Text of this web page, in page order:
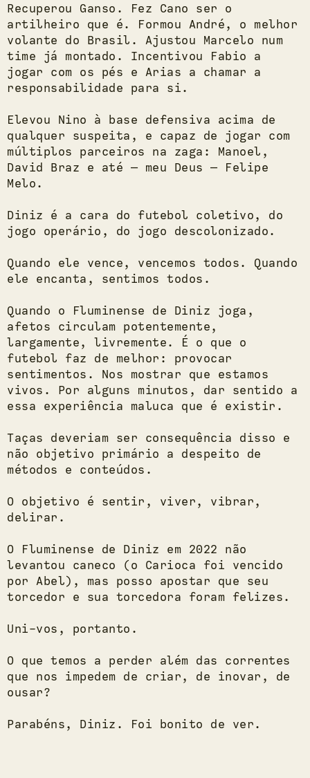
Recuperou Ganso. Fez Cano ser o
artilheiro que é. Formou André, o melhor
volante do Brasil. Ajustou Marcelo num
time já montado. Incentivou Fabio a
jogar com os pés e Arias a chamar a
responsabilidade para si.
Elevou Nino à base defensiva acima de
qualquer suspeita, e capaz de jogar com
múltiplos parceiros na zaga: Manoel,
David Braz e até — meu Deus — Felipe
Melo.
Diniz é a cara do futebol coletivo, do
jogo operário, do jogo descolonizado.
Quando ele vence, vencemos todos. Quando
ele encanta, sentimos todos.
Quando o Fluminense de Diniz joga,
afetos circulam potentemente,
largamente, livremente. É o que o
futebol faz de melhor: provocar
sentimentos. Nos mostrar que estamos
vivos. Por alguns minutos, dar sentido a
essa experiência maluca que é existir.
Taças deveriam ser consequência disso e
não objetivo primário a despeito de
métodos e conteúdos.
O objetivo é sentir, viver, vibrar,
delirar.
O Fluminense de Diniz em 2022 não
levantou caneco (o Carioca foi vencido
por Abel), mas posso apostar que seu
torcedor e sua torcedora foram felizes.
Uni-vos, portanto.
O que temos a perder além das correntes
que nos impedem de criar, de inovar, de
ousar?
Parabéns, Diniz. Foi bonito de ver.